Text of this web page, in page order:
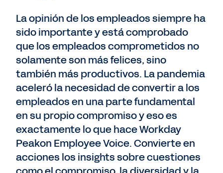
La opinión de los empleados siempre ha
sido importante y está comprobado
que los empleados comprometidos no
solamente son más felices, sino
también más productivos. La pandemia
aceleró la necesidad de convertir a los
empleados en una parte fundamental
en su propio compromiso y eso es
exactamente lo que hace Workday
Peakon Employee Voice. Convierte en
acciones los insights sobre cuestiones